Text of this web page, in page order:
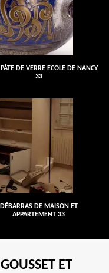
DE VERRE ECOLE DE NANCY
33
DÉBARRAS DE MAISON ET
APPARTEMENT 33
ET